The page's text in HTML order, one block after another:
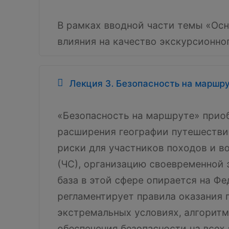
В рамках вводной части темы
влияния на качество
Лекция 3. Безопасность на
«Безопасность на маршруте»
расширения географии
риски для участников походов и
(ЧС), организацию
база в этой сфере опирается на
регламентирует правила
экстремальных условиях,